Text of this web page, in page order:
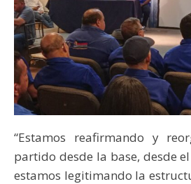
“Estamos reafirmando y
partido desde la base, desde
estamos legitimando la